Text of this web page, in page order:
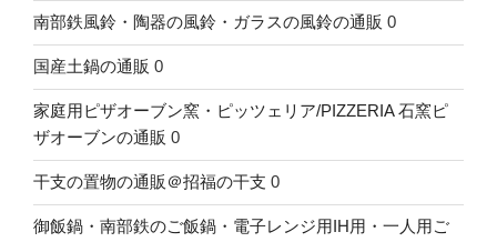
南部鉄風鈴・陶器の風鈴・ガラスの風鈴の通販 0
国産土鍋の通販 0
家庭用ピザオーブン窯・ピッツェリア/PIZZERIA 石窯ピ
ザオーブンの通販 0
干支の置物の通販＠招福の干支 0
御飯鍋・南部鉄のご飯鍋・電子レンジ用IH用・一人用ご